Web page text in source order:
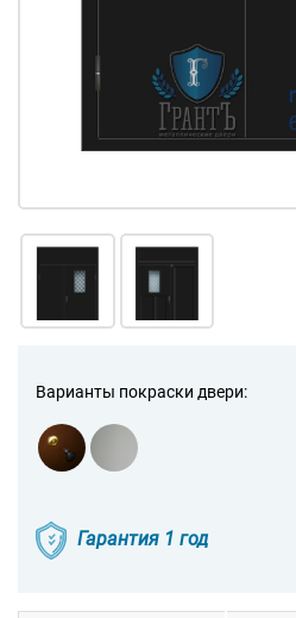
Варианты покраски двери:
Гарантия 1 год